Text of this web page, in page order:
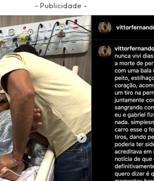
- Publicidade -